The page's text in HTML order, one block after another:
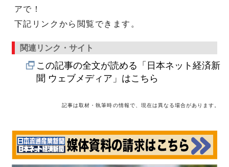
アで！
下記リンクから閲覧できます。
関連リンク・サイト
この記事の全文が読める「日本ネット経済新
聞 ウェブメディア」はこちら
記事は取材・執筆時の情報で、現在は異なる場合があります。